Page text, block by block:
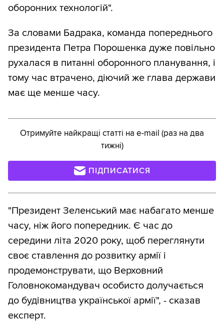
оборонних технологій".
За словами Бадрака, команда попереднього
президента Петра Порошенка дуже повільно
рухалася в питанні оборонного планування, і
тому час втрачено, діючий же глава держави
має ще менше часу.
Отримуйте найкращі статті на e-mail (раз на два
тижні)
ПІДПИСАТИСЯ
"Президент Зеленський має набагато менше
часу, ніж його попередник. Є час до
середини літа 2020 року, щоб переглянути
своє ставлення до розвитку армії і
продемонструвати, що Верховний
Головнокомандувач особисто долучається
до будівництва української армії", - сказав
експерт.